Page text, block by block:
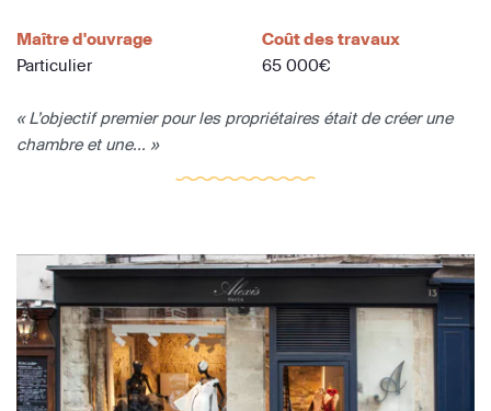
Maître d'ouvrage
Particulier
Coût des travaux
65 000€
« L’objectif premier pour les propriétaires était de créer une
chambre et une... »